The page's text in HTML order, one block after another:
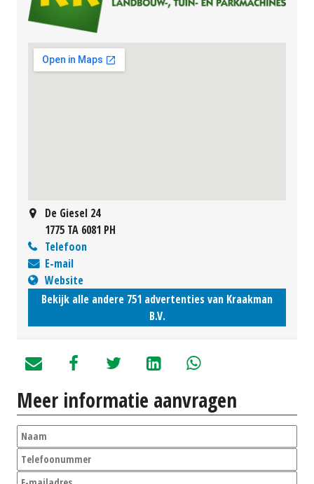
De Giesel 24
1775 TA 6081 PH
Telefoon
E-mail
Website
Bekijk alle andere 751 advertenties van Kraakman
B.V.
Meer informatie aanvragen